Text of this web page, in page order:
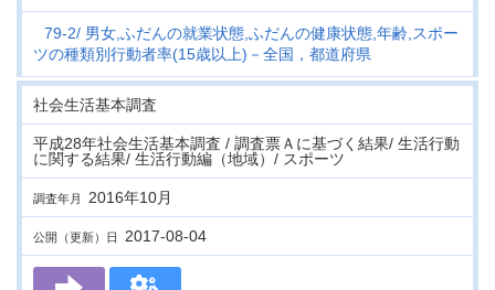
79-2
男女,ふだんの就業状態,ふだんの健康状態,年齢,スポー
ツの種類別行動者率(15歳以上)－全国，都道府県
社会生活基本調査
平成28年社会生活基本調査 / 調査票Ａに基づく結果/ 生活行動
に関する結果/ 生活行動編（地域）/ スポーツ
調査年月 2016年10月
公開（更新）日 2017-08-04